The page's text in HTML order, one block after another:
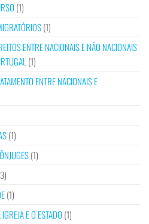
(1)
(1)
ENTRE NACIONAIS E NÃO NACIONAIS
(1)
ENTRE NACIONAIS E
(1)
(1)
(1)
E O ESTADO (1)